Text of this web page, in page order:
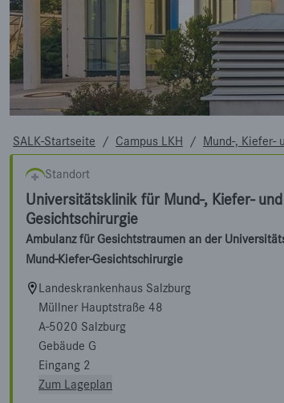
SALK-Startseite / Campus LKH / Mund-, Kiefer-
Standort
Universitätsklinik für Mund-, Kiefer- und
Gesichtschirurgie
Ambulanz für Gesichtstraumen an der
Mund-Kiefer-Gesichtschirurgie
Landeskrankenhaus Salzburg
Müllner Hauptstraße 48
A-5020 Salzburg
Gebäude G
Eingang 2
Zum Lageplan